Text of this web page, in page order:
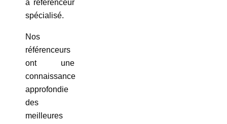
à référenceur
spécialisé.
Nos
référenceurs
ont une
connaissance
approfondie
des
meilleures